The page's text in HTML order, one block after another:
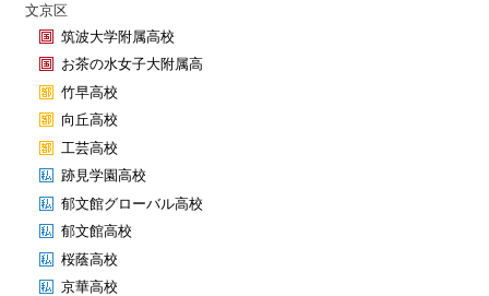
文京区
筑波大学附属高校
お茶の水女子大附属高
竹早高校
向丘高校
工芸高校
跡見学園高校
郁文館グローバル高校
郁文館高校
桜蔭高校
京華高校